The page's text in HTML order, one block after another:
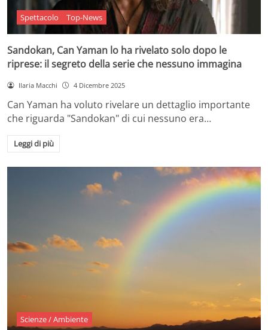
Spettacolo Top-News
Sandokan, Can Yaman lo ha rivelato solo dopo le
riprese: il segreto della serie che nessuno immagina
Ilaria Macchi 4 Dicembre 2025
Can Yaman ha voluto rivelare un dettaglio importante
che riguarda "Sandokan" di cui nessuno era…
Leggi di più
Scienze / Ambiente